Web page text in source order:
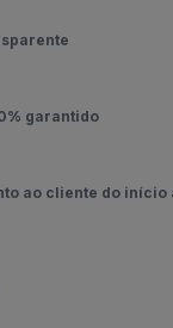
garantido
ao cliente do início